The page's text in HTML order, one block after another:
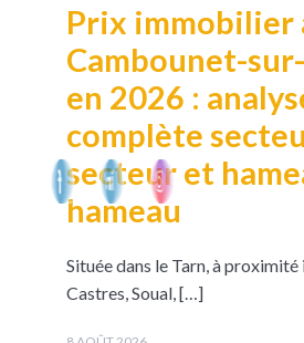
Prix immobilier
Cambounet-
en 2026 :
complète
secteur et
hameau
Située dans le Tarn, à
Castres, Soual, […]